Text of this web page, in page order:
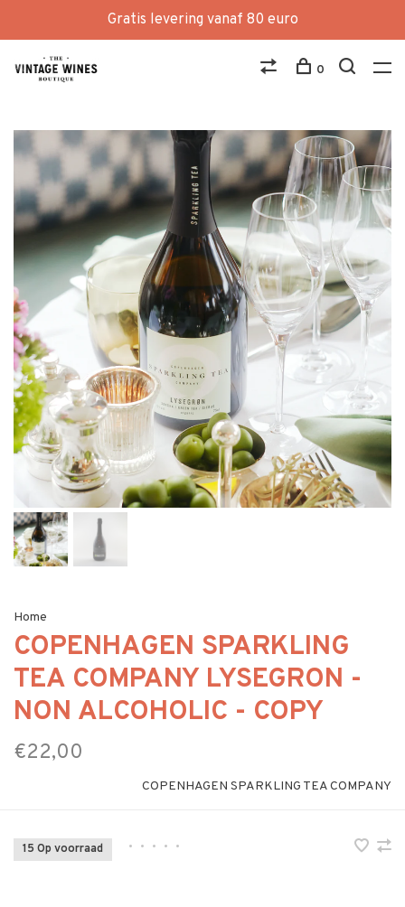
Gratis levering vanaf 80 euro
0
Home
COPENHAGEN SPARKLING
TEA COMPANY LYSEGRON -
NON ALCOHOLIC - COPY
€22,00
COPENHAGEN SPARKLING TEA COMPANY
15 Op voorraad • • • • •